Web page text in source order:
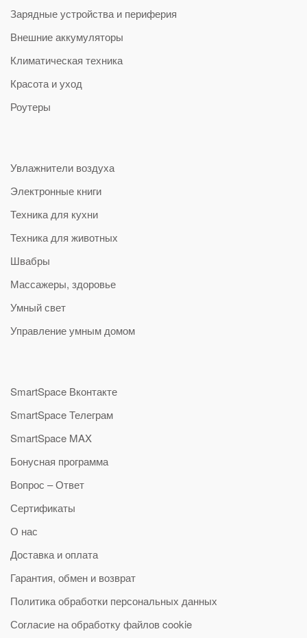
Зарядные устройства и периферия
Внешние аккумуляторы
Климатическая техника
Красота и уход
Роутеры
Увлажнители воздуха
Электронные книги
Техника для кухни
Техника для животных
Швабры
Массажеры, здоровье
Умный свет
Управление умным домом
SmartSpace Вконтакте
SmartSpace Телеграм
SmartSpace MAX
Бонусная программа
Вопрос – Ответ
Сертификаты
О нас
Доставка и оплата
Гарантия, обмен и возврат
Политика обработки персональных данных
Согласие на обработку файлов cookie